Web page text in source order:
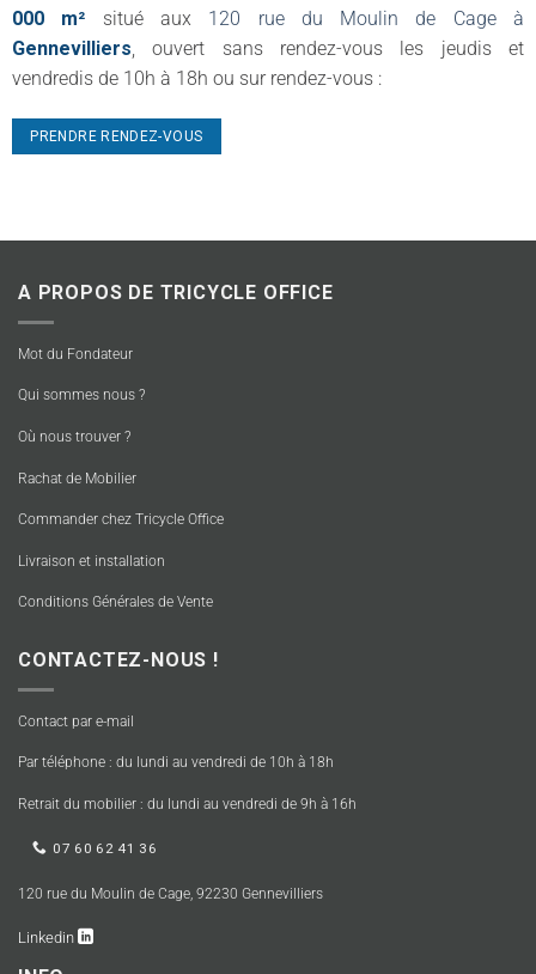
000 m² situé aux 120 rue du Moulin de Cage à
Gennevilliers , ouvert sans rendez-vous les jeudis et
vendredis de 10h à 18h ou sur rendez-vous :
PRENDRE RENDEZ-VOUS
A PROPOS DE TRICYCLE OFFICE
Mot du Fondateur
Qui sommes nous ?
Où nous trouver ?
Rachat de Mobilier
Commander chez Tricycle Office
Livraison et installation
Conditions Générales de Vente
CONTACTEZ-NOUS !
Contact par e-mail
Par téléphone : du lundi au vendredi de 10h à 18h
Retrait du mobilier : du lundi au vendredi de 9h à 16h
07 60 62 41 36
120 rue du Moulin de Cage, 92230 Gennevilliers
Linkedin